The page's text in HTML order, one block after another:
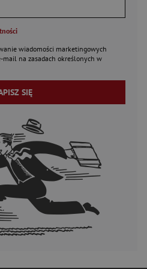
wiadomości marketingowych
mail na zasadach określonych w
SIĘ